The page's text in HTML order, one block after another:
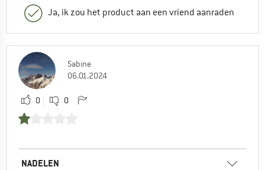
Ja, ik zou het product aan een vriend aanraden
Sabine
06.01.2024
0 0
NADELEN